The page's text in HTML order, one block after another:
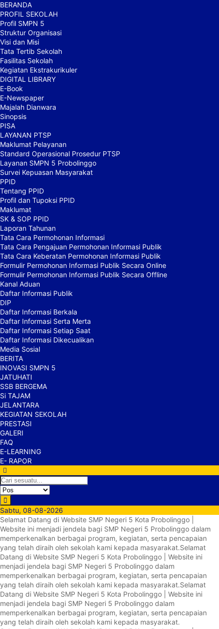
BERANDA
PROFIL SEKOLAH
Profil SMPN 5
Struktur Organisasi
Visi dan Misi
Tata Tertib Sekolah
Fasilitas Sekolah
Kegiatan Ekstrakurikuler
DIGITAL LIBRARY
E-Book
E-Newspaper
Majalah Dianwara
Sinopsis
PISA
LAYANAN PTSP
Maklumat Pelayanan
Standard Operasional Prosedur PTSP
Layanan SMPN 5 Probolinggo
Survei Kepuasan Masyarakat
PPID
Tentang PPID
Profil dan Tupoksi PPID
Maklumat
SK & SOP PPID
Laporan Tahunan
Tata Cara Permohonan Informasi
Tata Cara Pengajuan Permohonan Informasi Publik
Tata Cara Keberatan Permohonan Informasi Publik
Formulir Permohonan Informasi Publik Secara Online
Formulir Permohonan Informasi Publik Secara Offline
Kanal Aduan
Daftar Informasi Publik
DIP
Daftar Informasi Berkala
Daftar Informasi Serta Merta
Daftar Informasi Setiap Saat
Daftar Informasi Dikecualikan
Media Sosial
BERITA
INOVASI SMPN 5
JATUHATI
SSB BERGEMA
Si TAJAM
JELANTARA
KEGIATAN SEKOLAH
PRESTASI
GALERI
FAQ
E-LEARNING
E- RAPOR
Sabtu, 08-08-2026
Selamat Datang di Website SMP Negeri 5 Kota Probolinggo |
Website ini menjadi jendela bagi SMP Negeri 5 Probolinggo dalam
memperkenalkan berbagai program, kegiatan, serta pencapaian
yang telah diraih oleh sekolah kami kepada masyarakat.Selamat
Datang di Website SMP Negeri 5 Kota Probolinggo | Website ini
menjadi jendela bagi SMP Negeri 5 Probolinggo dalam
memperkenalkan berbagai program, kegiatan, serta pencapaian
yang telah diraih oleh sekolah kami kepada masyarakat.Selamat
Datang di Website SMP Negeri 5 Kota Probolinggo | Website ini
menjadi jendela bagi SMP Negeri 5 Probolinggo dalam
memperkenalkan berbagai program, kegiatan, serta pencapaian
yang telah diraih oleh sekolah kami kepada masyarakat.